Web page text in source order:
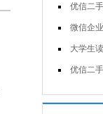
优信二手车用户调查
微信企业号调查问卷
大学生读书习惯调查问卷
优信二手车用户调查